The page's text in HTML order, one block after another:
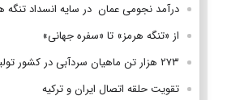
درآمد نجومی عمان در سایه انسداد تنگه
از «تنگه هرمز» تا «سفره جهانی»
۲۷۳ هزار تن ماهیان سردآبی در کشور تولید شد
تقویت حلقه اتصال ایران و ترکیه